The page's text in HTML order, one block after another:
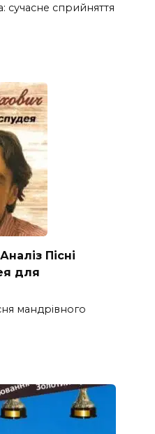
сучасне сприйняття
Пісні
для
мандрівного